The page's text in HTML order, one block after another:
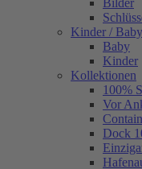
Bilder
Kinder /
Baby
Kinder
Kollektionen
100%
Vor
Dock